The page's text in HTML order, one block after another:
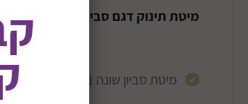
מיטת תינוק דגם סביון
מיטת סביון שונה בנוף חדרי